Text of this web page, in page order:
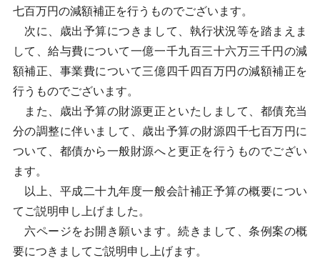
七百万円の減額補正を行うものでございます。
次に、歳出予算につきまして、執行状況等を踏まえま
して、給与費について一億一千九百三十六万三千円の減
額補正、事業費について三億四千四百万円の減額補正を
行うものでございます。
また、歳出予算の財源更正といたしまして、都債充当
分の調整に伴いまして、歳出予算の財源四千七百万円に
ついて、都債から一般財源へと更正を行うものでござい
ます。
以上、平成二十九年度一般会計補正予算の概要につい
てご説明申し上げました。
六ページをお開き願います。続きまして、条例案の概
要につきましてご説明申し上げます。